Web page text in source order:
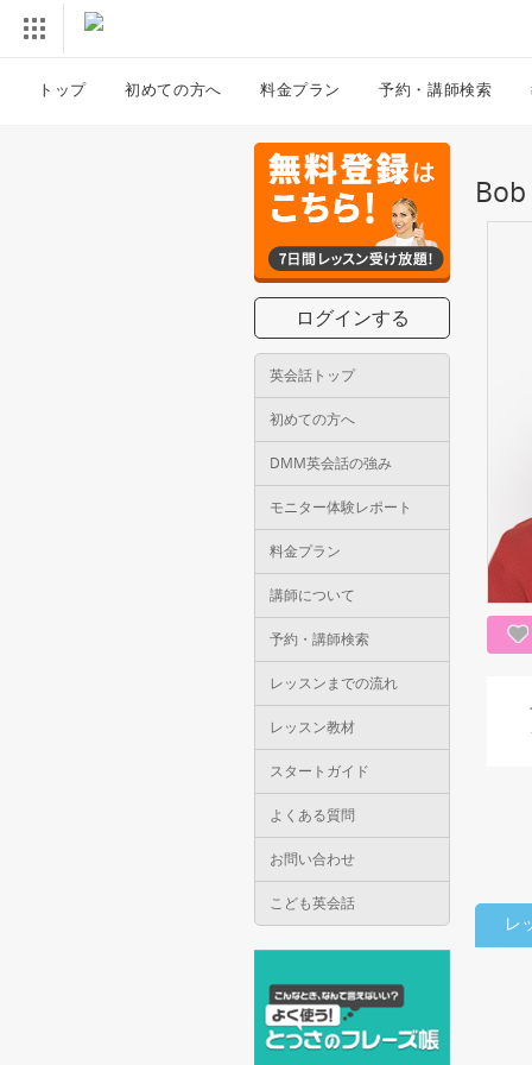
トップ 初めての方へ 料金プラン 予約・講師検索
ログインする
英会話トップ
初めての方へ
DMM英会話の強み
モニター体験レポート
料金プラン
講師について
予約・講師検索
レッスンまでの流れ
レッスン教材
スタートガイド
よくある質問
お問い合わせ
こども英会話
レ